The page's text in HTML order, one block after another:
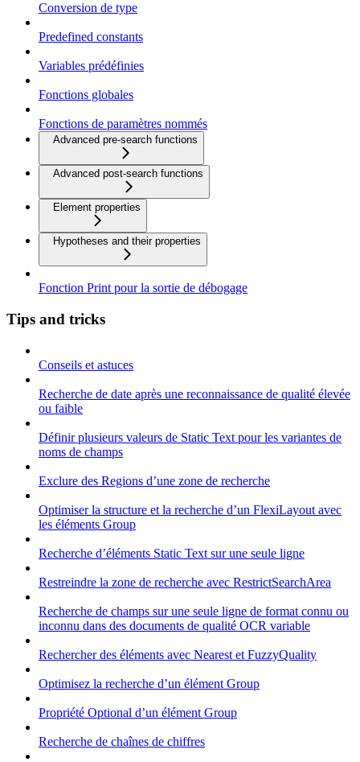
Conversion de type
Predefined constants
Variables prédéfinies
Fonctions globales
Fonctions de paramètres nommés
Advanced pre-search functions
Advanced post-search functions
Element properties
Hypotheses and their properties
Fonction Print pour la sortie de débogage
Tips and tricks
Conseils et astuces
Recherche de date après une reconnaissance de qualité élevée
ou faible
Définir plusieurs valeurs de Static Text pour les variantes de
noms de champs
Exclure des Regions d’une zone de recherche
Optimiser la structure et la recherche d’un FlexiLayout avec
les éléments Group
Recherche d’éléments Static Text sur une seule ligne
Restreindre la zone de recherche avec RestrictSearchArea
Recherche de champs sur une seule ligne de format connu ou
inconnu dans des documents de qualité OCR variable
Rechercher des éléments avec Nearest et FuzzyQuality
Optimisez la recherche d’un élément Group
Propriété Optional d’un élément Group
Recherche de chaînes de chiffres